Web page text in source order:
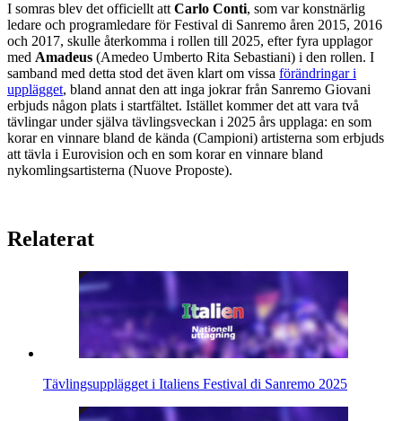
I somras blev det officiellt att Carlo Conti, som var konstnärlig
ledare och programledare för Festival di Sanremo åren 2015, 2016
och 2017, skulle återkomma i rollen till 2025, efter fyra upplagor
med Amadeus (Amedeo Umberto Rita Sebastiani) i den rollen. I
samband med detta stod det även klart om vissa förändringar i
upplägget, bland annat den att inga jokrar från Sanremo Giovani
erbjuds någon plats i startfältet. Istället kommer det att vara två
tävlingar under själva tävlingsveckan i 2025 års upplaga: en som
korar en vinnare bland de kända (Campioni) artisterna som erbjuds
att tävla i Eurovision och en som korar en vinnare bland
nykomlingsartisterna (Nuove Proposte).
Relaterat
Tävlingsupplägget i Italiens Festival di Sanremo 2025